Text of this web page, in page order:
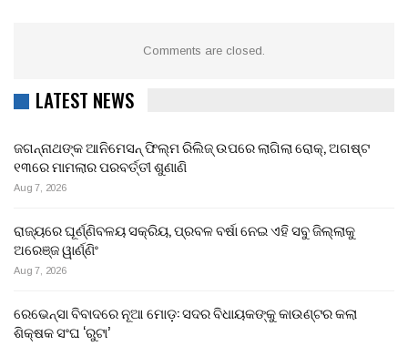
Comments are closed.
LATEST NEWS
ଜଗନ୍ନାଥଙ୍କ ଆନିମେସନ୍ ଫିଲ୍ମ ରିଲିଜ୍ ଉପରେ ଲାଗିଲା ରୋକ୍, ଅଗଷ୍ଟ
୧୩ରେ ମାମଲାର ପରବର୍ତ୍ତୀ ଶୁଣାଣି
Aug 7, 2026
ରାଜ୍ୟରେ ଘୂର୍ଣ୍ଣିବଳୟ ସକ୍ରିୟ, ପ୍ରବଳ ବର୍ଷା ନେଇ ଏହି ସବୁ ଜିଲ୍ଲାକୁ
ଅରେଞ୍ଜ ୱାର୍ଣ୍ଣିଂ
Aug 7, 2026
ରେଭେନ୍ସା ବିବାଦରେ ନୂଆ ମୋଡ଼: ସଦର ବିଧାୟକଙ୍କୁ କାଉଣ୍ଟର କଲା
ଶିକ୍ଷକ ସଂଘ ‘ରୁଟା’